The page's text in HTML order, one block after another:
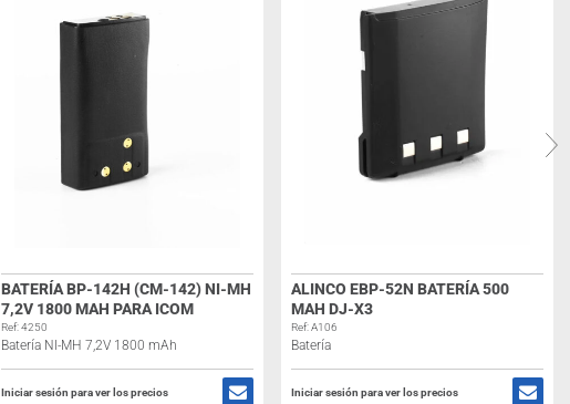
BATERÍA BP-142H (CM-142) NI-MH
7,2V 1800 MAH PARA ICOM
Ref: 4250
Batería NI-MH 7,2V 1800 mAh
Iniciar sesión para ver los precios
ALINCO EBP-52N BATERÍA 500
MAH DJ-X3
Ref: A106
Batería
Iniciar sesión para ver los precios